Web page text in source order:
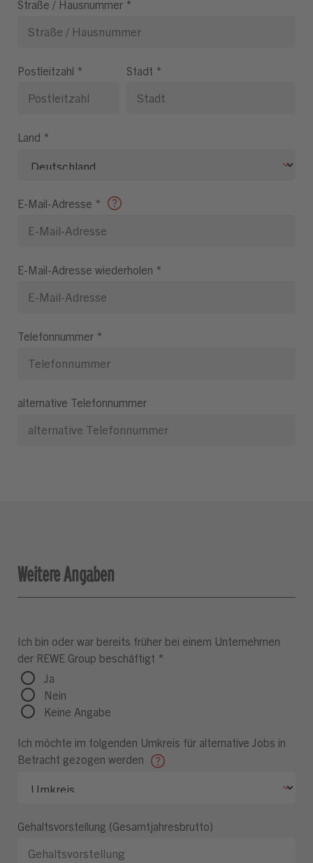
Straße / Hausnummer *
Postleitzahl * Stadt *
Land *
E-Mail-Adresse *
E-Mail-Adresse wiederholen *
Telefonnummer *
alternative Telefonnummer
Weitere Angaben
Ich bin oder war bereits früher bei einem Unternehmen
der REWE Group beschäftigt *
Ja
Nein
Keine Angabe
Ich möchte im folgenden Umkreis für alternative Jobs in
Betracht gezogen werden
Gehaltsvorstellung (Gesamtjahresbrutto)